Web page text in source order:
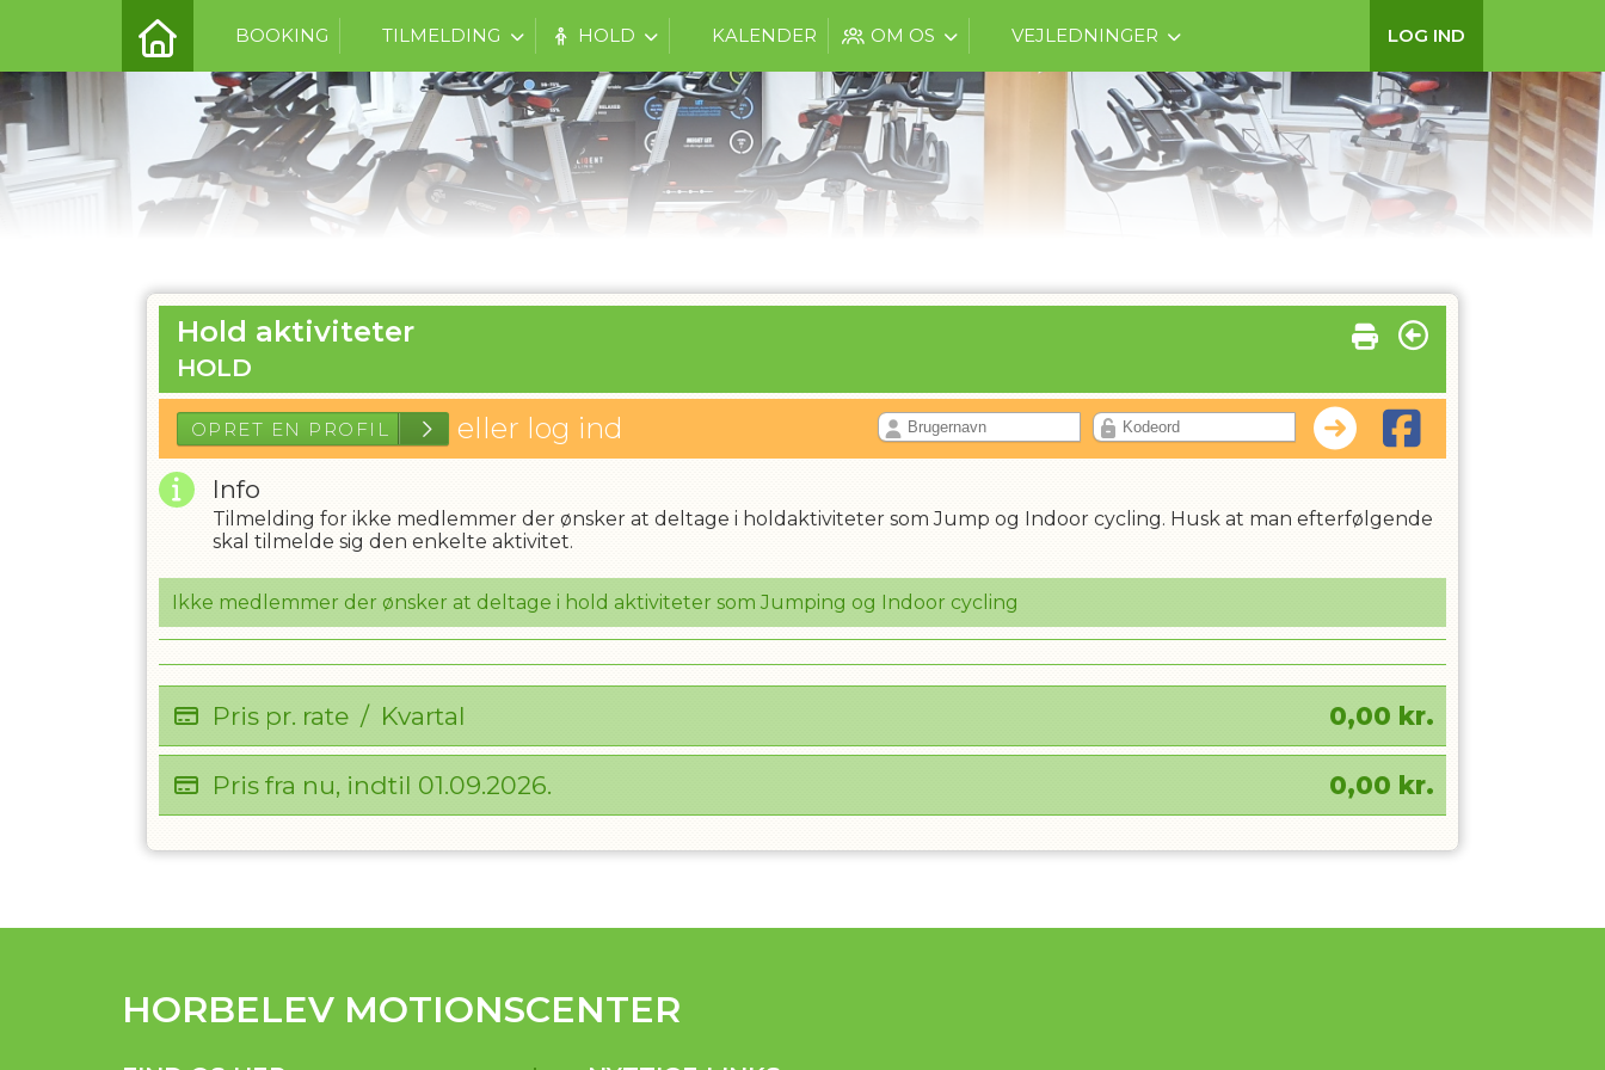
BOOKING TILMELDING HOLD KALENDER OM OS VEJLEDNINGER LOG IND
Hold aktiviteter
HOLD
OPRET EN PROFIL
eller log ind
Info
Tilmelding for ikke medlemmer der ønsker at deltage i holdaktiviteter som Jump og Indoor cycling. Husk at man efterfølgende
skal tilmelde sig den enkelte aktivitet.
Ikke medlemmer der ønsker at deltage i hold aktiviteter som Jumping og Indoor cycling
Pris pr. rate / Kvartal 0,00 kr.
Pris fra nu, indtil 01.09.2026. 0,00 kr.
HORBELEV MOTIONSCENTER